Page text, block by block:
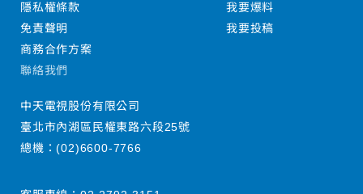
隱私權條款
免責聲明
商務合作方案
我要爆料
我要投稿
聯絡我們
中天電視股份有限公司
臺北市內湖區民權東路六段25號
總機：(02)6600-7766